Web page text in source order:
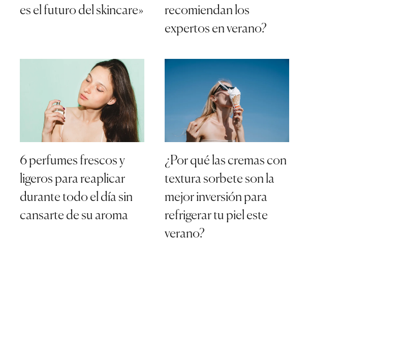
es el futuro del skincare»
recomiendan los
expertos en verano?
6 perfumes frescos y
ligeros para reaplicar
durante todo el día sin
cansarte de su aroma
¿Por qué las cremas con
textura sorbete son la
mejor inversión para
refrigerar tu piel este
verano?